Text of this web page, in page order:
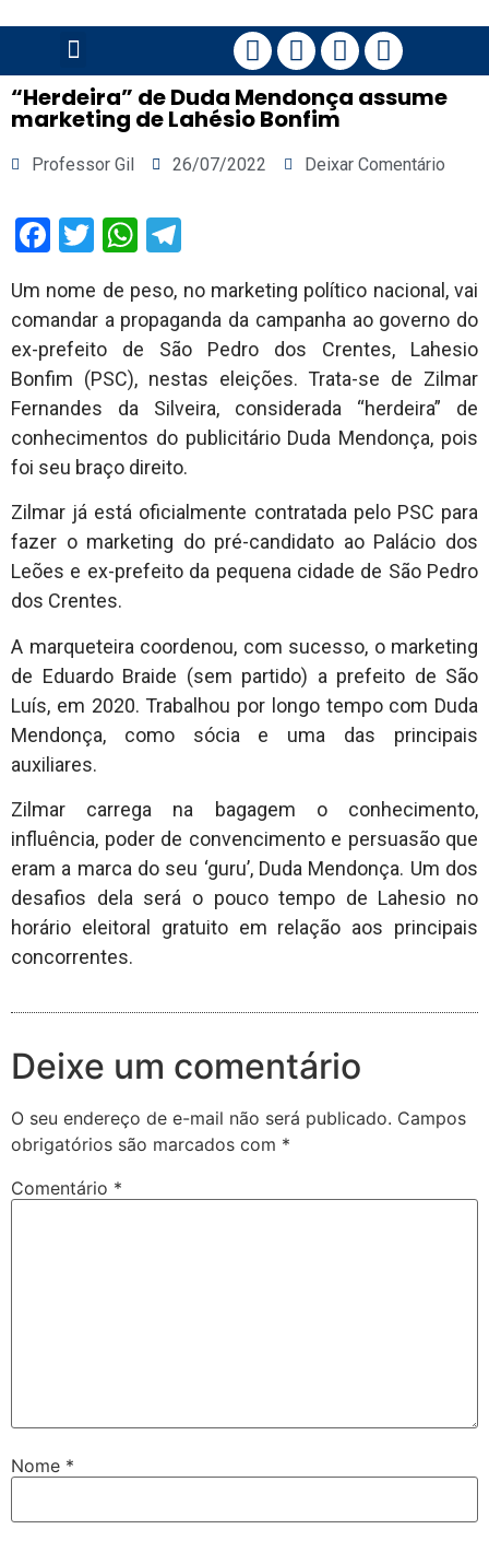
“Herdeira” de Duda Mendonça assume
marketing de Lahésio Bonfim
Professor Gil 26/07/2022 Deixar Comentário
Facebook
TwitterWhatsApp
Um nome de peso, no marketing político nacional, vai
comandar a propaganda da campanha ao governo do
ex-prefeito de São Pedro dos Crentes, Lahesio
Bonfim (PSC), nestas eleições. Trata-se de Zilmar
Fernandes da Silveira, considerada “herdeira” de
conhecimentos do publicitário Duda Mendonça, pois
foi seu braço direito.
Zilmar já está oficialmente contratada pelo PSC para
fazer o marketing do pré-candidato ao Palácio dos
Leões e ex-prefeito da pequena cidade de São Pedro
dos Crentes.
A marqueteira coordenou, com sucesso, o marketing
de Eduardo Braide (sem partido) a prefeito de São
Luís, em 2020. Trabalhou por longo tempo com Duda
Mendonça, como sócia e uma das principais
auxiliares.
Zilmar carrega na bagagem o conhecimento,
influência, poder de convencimento e persuasão que
eram a marca do seu ‘guru’, Duda Mendonça. Um dos
desafios dela será o pouco tempo de Lahesio no
horário eleitoral gratuito em relação aos principais
concorrentes.
Deixe um comentário
O seu endereço de e-mail não será publicado. Campos
obrigatórios são marcados com *
Comentário *
Nome *